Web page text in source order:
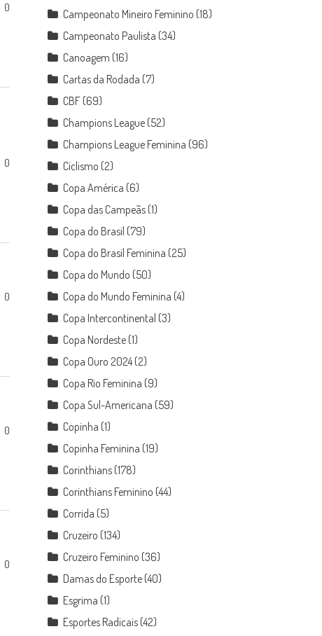
0
0
0
0
0
Campeonato Mineiro Feminino (18)
Campeonato Paulista (34)
Canoagem (16)
Cartas da Rodada (7)
CBF (69)
Champions League (52)
Champions League Feminina (96)
Ciclismo (2)
Copa América (6)
Copa das Campeãs (1)
Copa do Brasil (79)
Copa do Brasil Feminina (25)
Copa do Mundo (50)
Copa do Mundo Feminina (4)
Copa Intercontinental (3)
Copa Nordeste (1)
Copa Ouro 2024(2)
Copa Rio Feminina (9)
Copa Sul-Americana (59)
Copinha (1)
Copinha Feminina (19)
Corinthians (178)
Corinthians Feminino (44)
Corrida (5)
Cruzeiro (134)
Cruzeiro Feminino (36)
Damas do Esporte (40)
Esgrima (1)
Esportes Radicais (42)